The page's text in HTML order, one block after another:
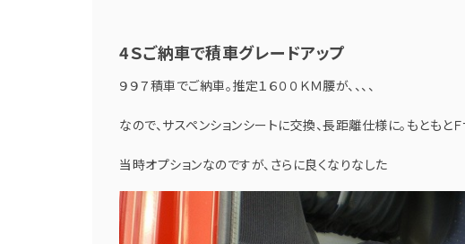
4Ｓご納車で積車グレードアップ
９９７積車でご納車。推定１６００ＫＭ腰が、、、、
なので、サスペンションシートに交換、長距離仕様に。もともと
当時オプションなのですが、さらに良くなりなした